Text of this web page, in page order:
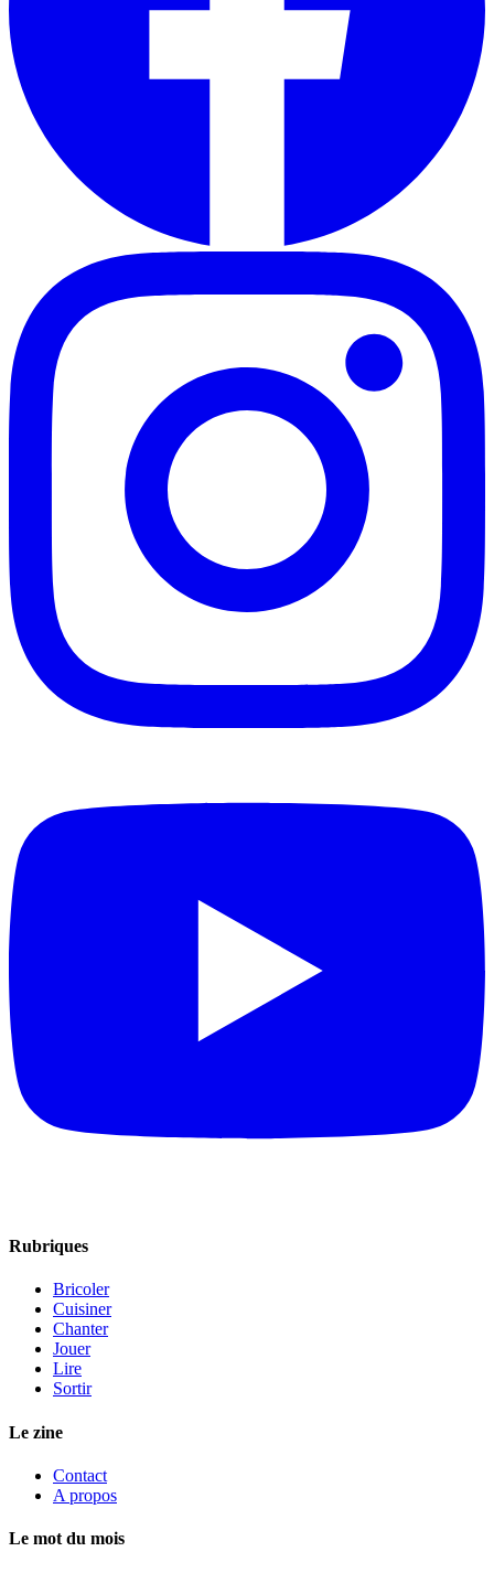
Rubriques
Bricoler
Cuisiner
Chanter
Jouer
Lire
Sortir
Le zine
Contact
A propos
Le mot du mois